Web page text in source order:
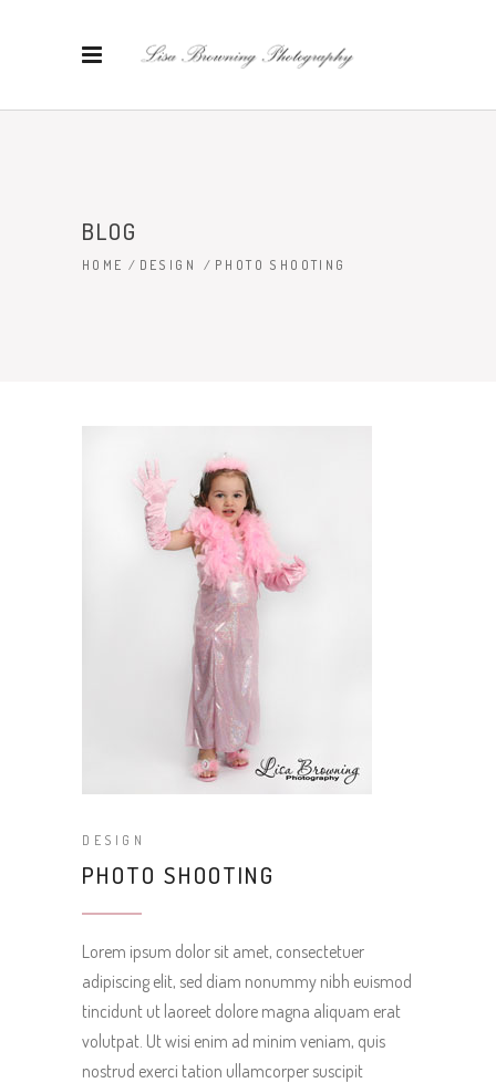
BLOG
HOME / DESIGN / PHOTO SHOOTING
DESIGN
PHOTO SHOOTING
Lorem ipsum dolor sit amet, consectetuer
adipiscing elit, sed diam nonummy nibh euismod
tincidunt ut laoreet dolore magna aliquam erat
volutpat. Ut wisi enim ad minim veniam, quis
nostrud exerci tation ullamcorper suscipit